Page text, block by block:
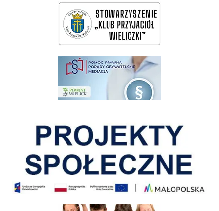
wieliczka-wieliczanie na bis
pomoc prawna wieliczka
Informacja o terminach rekrutacji na rok szkolny 2026/2027